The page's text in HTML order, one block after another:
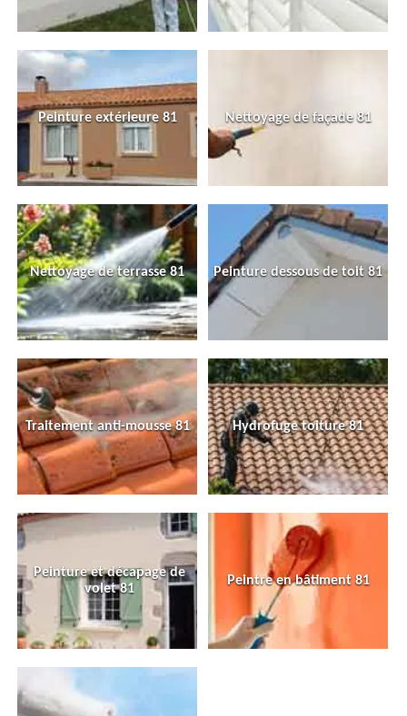
Peinture extérieure 81 Nettoyage de façade 81
Nettoyage de terrasse 81 Peinture dessous de toit 81
Traitement anti-mousse 81 Hydrofuge toiture 81
Peinture et décapage de
volet 81
Peintre en bâtiment 81